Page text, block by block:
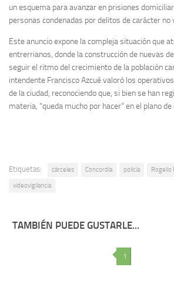
un esquema para avanzar en prisiones
personas condenadas por delitos de carácter no
Este anuncio expone la compleja situación que
entrerrianos, donde la construcción de nuevas
seguir el ritmo del crecimiento de la población
intendente Francisco Azcué valoró los
de la ciudad, reconociendo que, si bien se han
materia, “queda mucho por hacer” en el plano
Etiquetas: cárceles Concordia policía Rogelio
videovigilancia
TAMBIÉN PUEDE GUSTARLE...
1